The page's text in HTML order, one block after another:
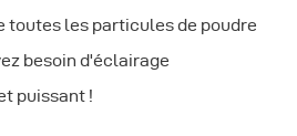
toutes les particules de poudre
besoin d'éclairage
puissant !